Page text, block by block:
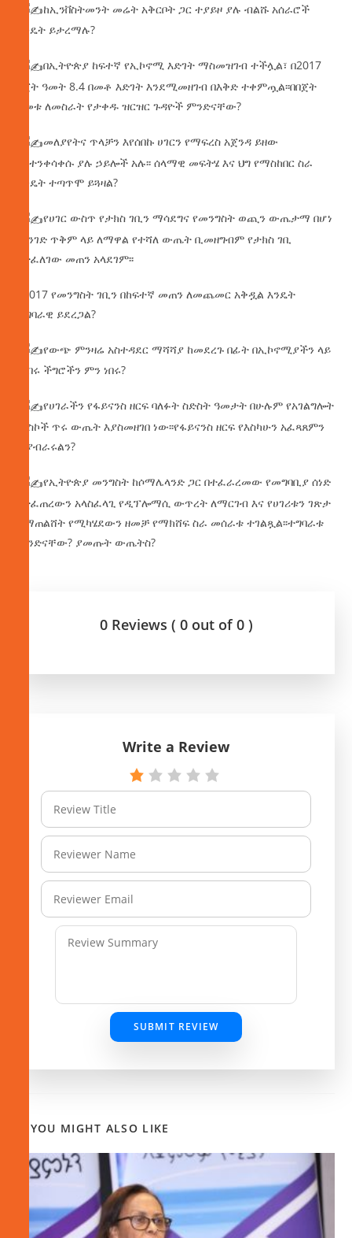
ከኢንቨስትመንት መሬት አቅርቦት ጋር ተያይዞ ያሉ ብልሹ አሰራሮች
እንዴት ይታረማሉ?
በኢትዮጵያ ከፍተኛ የኢኮኖሚ እድገት ማስመዝገብ ተችሏል፣ በ2017
በጀት ዓመት 8.4 በመቶ እድገት እንደሚመዘገብ በእቅድ ተቀምጧል፡፡በበጀት
ዓመቱ ለመስራት የታቀዱ ዝርዝር ጉዳዮች ምንድናቸው?
መለያየትና ጥላቻን እየሰበኩ ሀገርን የማፍረስ አጀንዳ ይዘው
እየተንቀሳቀሱ ያሉ ኃይሎች አሉ፡፡ ሰላማዊ መፍትሄ እና ህግ የማስከበር ስራ
እንዴት ተጣጥሞ ይጓዛል?
የሀገር ውስጥ የታክስ ገቢን ማሳደግና የመንግስት ወጪን ውጤታማ በሆነ
መንገድ ጥቅም ላይ ለማዋል የተሻለ ውጤት ቢመዘግብም የታክስ ገቢ
በተፈለገው መጠን አላደገም፡፡
በ2017 የመንግስት ገቢን በከፍተኛ መጠን ለመጨመር አቅዷል እንዴት
ተግባራዊ ይደረጋል?
የውጭ ምንዛሬ አስተዳደር ማሻሻያ ከመደረጉ በፊት በኢኮኖሚያችን ላይ
የነበሩ ችግሮችን ምን ነበሩ?
የሀገራችን የፋይናንስ ዘርፍ ባለፉት ስድስት ዓመታት በሁሉም የአገልግሎት
መስኮች ጥሩ ውጤት እያስመዘገበ ነው፡፡የፋይናንስ ዘርፍ የእስካሁን አፈጻጸምን
ቢያብራሩልን?
የኢትዮጵያ መንግስት ከሶማሌላንድ ጋር በተፈራረመው የመግባቢያ ሰነድ
የተፈጠረውን አላስፈላጊ የዲፕሎማሲ ውጥረት ለማርገብ እና የሀገሪቱን ገጽታ
ለማጠልሸት የሚካሄደውን ዘመቻ የማክሸፍ ስራ መሰራቱ ተገልጿል፡፡ተግባራቱ
ምንድናቸው? ያመጡት ውጤትስ?
0 Reviews ( 0 out of 0 )
Write a Review
SUBMIT REVIEW
YOU MIGHT ALSO LIKE